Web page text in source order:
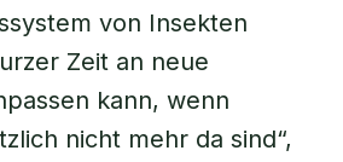
von Insekten
Zeit an neue
kann, wenn
nicht mehr da sind“,